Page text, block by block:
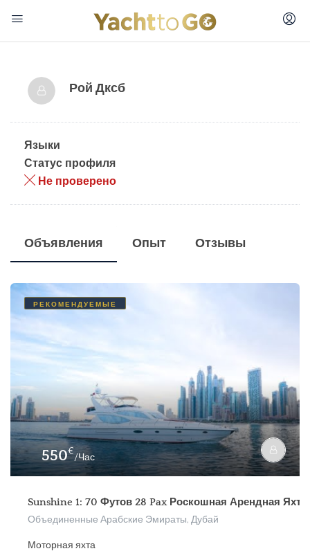
Рой Дксб
Языки
Статус профиля
Не проверено
Объявления Опыт Отзывы
РЕКОМЕНДУЕМЫЕ
550€
/Час
Sunshine 1: 70 Футов 28 Pax Роскошная Арендная
Объединенные Арабские Эмираты, Дубай
Моторная яхта